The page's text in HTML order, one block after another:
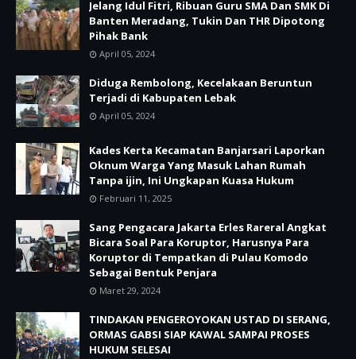
Jelang Idul Fitri, Ribuan Guru SMA Dan SMK Di
Banten Meradang, Tukin Dan THR Dipotong
Pihak Bank
April 05, 2024
Diduga Rembolong, Kecelakaan Beruntun
Terjadi di Kabupaten Lebak
April 05, 2024
Kades Kerta Kecamatan Banjarsari Laporkan
Oknum Warga Yang Masuk Lahan Rumah
Tanpa ijin, Ini Ungkapan Kuasa Hukum
Februari 11, 2025
Sang Pengacara Jakarta Erles Rareral Angkat
Bicara Soal Para Koruptor, Harusnya Para
Koruptor di Tempatkan di Pulau Komodo
Sebagai Bentuk Penjara
Maret 29, 2024
TINDAKAN PENGEROYOKAN USTAD DI SERANG,
ORMAS GABSI SIAP KAWAL SAMPAI PROSES
HUKUM SELESAI